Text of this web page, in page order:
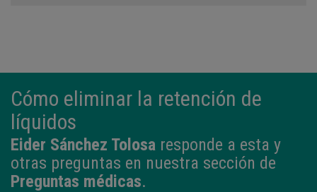
Cómo eliminar la retención de
líquidos
Eider Sánchez Tolosa responde a esta y
otras preguntas en nuestra sección de
Preguntas médicas.